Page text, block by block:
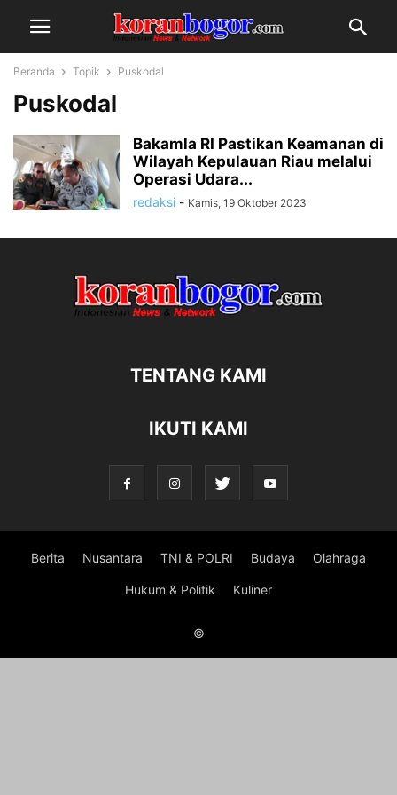
Beranda Topik Puskodal
Puskodal
Bakamla RI Pastikan Keamanan di
Wilayah Kepulauan Riau melalui
Operasi Udara...
redaksi - Kamis, 19 Oktober 2023
TENTANG KAMI
IKUTI KAMI
Berita Nusantara TNI & POLRI Budaya Olahraga
Hukum & Politik Kuliner
©